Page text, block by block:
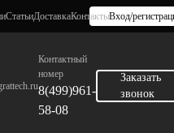
СтатьиДоставкаКонтактыВход/
Контактный
номер
8(499)961-
58-08
Заказать
звонок